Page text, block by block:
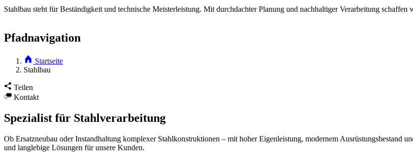
Stahlbau steht für Beständigkeit und technische Meisterleistung. Mit durchdachter Planung und nachhaltiger Verarbeitung schaffen
Pfadnavigation
Startseite
Stahlbau
Teilen
Kontakt
Spezialist für Stahlverarbeitung
Ob Ersatzneubau oder Instandhaltung komplexer Stahlkonstruktionen – mit hoher Eigenleistung, modernem Ausrüstungsbestand
und langlebige Lösungen für unsere Kunden.